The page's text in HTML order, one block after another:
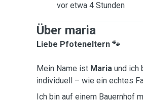
vor etwa 4 Stunden
Über maria
Liebe Pfoteneltern 🐾
Mein Name ist Maria und ich
individuell – wie ein echtes
Ich bin auf einem Bauernhof